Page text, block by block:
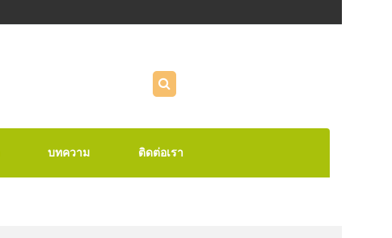
บทความ ติดต่อเรา